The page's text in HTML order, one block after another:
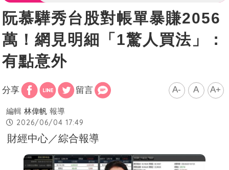
阮慕驊秀台股對帳單暴賺2056
萬！網見明細「1驚人買法」：
有點意外
分享 留言 A- A A+
編輯 林偉帆 報導
2026/06/04 17:49
財經中心／綜合報導